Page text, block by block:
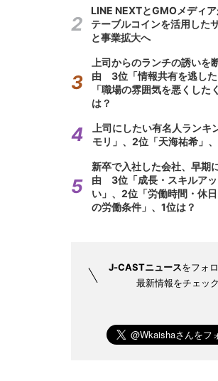
LINE NEXTとGMOメディ
テーブルコインを活用した
と事業拡大へ
上司からのランチの誘いを
由 3位「情報共有を逃し
「職場の雰囲気を悪くした
は？
上司にしたい有名人ラン
モリ」、2位「天海祐希」
新卒で入社した会社、早期
由 3位「成長・スキルア
い」、2位「労働時間・休
の労働条件」、1位は？
J-CASTニュースをフォ
最新情報をチェック